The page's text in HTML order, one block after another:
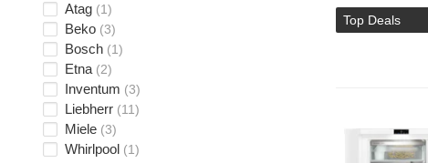
Top Deals
Atag (1)
Beko (3)
Bosch (1)
Etna (2)
Inventum (3)
Liebherr (11)
Miele (3)
Whirlpool (1)